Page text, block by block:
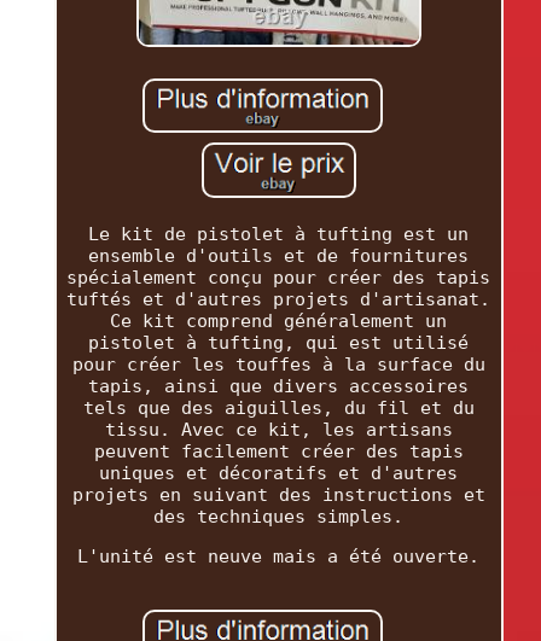
Le kit de pistolet à tufting est un
ensemble d'outils et de fournitures
spécialement conçu pour créer des tapis
tuftés et d'autres projets d'artisanat.
Ce kit comprend généralement un
pistolet à tufting, qui est utilisé
pour créer les touffes à la surface du
tapis, ainsi que divers accessoires
tels que des aiguilles, du fil et du
tissu. Avec ce kit, les artisans
peuvent facilement créer des tapis
uniques et décoratifs et d'autres
projets en suivant des instructions et
des techniques simples.
L'unité est neuve mais a été ouverte.